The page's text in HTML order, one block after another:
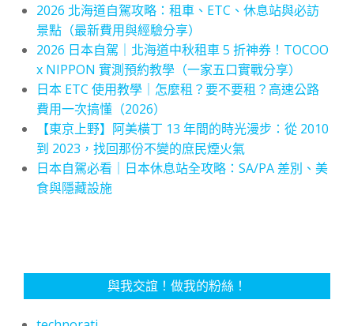
2026 北海道自駕攻略：租車、ETC、休息站與必訪
景點（最新費用與經驗分享）
2026 日本自駕｜北海道中秋租車 5 折神券！TOCOO
x NIPPON 實測預約教學（一家五口實戰分享）
日本 ETC 使用教學｜怎麼租？要不要租？高速公路
費用一次搞懂（2026）
【東京上野】阿美橫丁 13 年間的時光漫步：從 2010
到 2023，找回那份不變的庶民煙火氣
日本自駕必看｜日本休息站全攻略：SA/PA 差別、美
食與隱藏設施
與我交誼！做我的粉絲！